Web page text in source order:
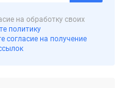
на обработку своих
политику
согласие на получение